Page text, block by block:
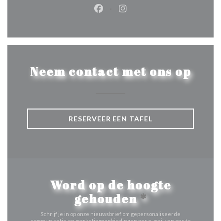
Facebook ((opent in een nieuw
Instagram ((opent in een
Neem contact met ons op
RESERVEER EEN TAFEL
Word op de hoogte
gehouden*
Schrijf je in op onze nieuwsbrief om gepersonaliseerde